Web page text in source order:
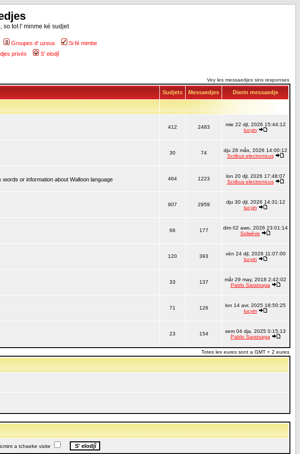
so tot l' minme ké sudjet
Groupes d' uzeus
Si fé mimbe
privés S' elodjî
Vey les messaedjes sins responses
Sudjets Messaedjes Dierin messaedje
412 2483
mie 22 djl, 2026 15:44:12
lucyin
30 74
dju 26 mås, 2026 14:00:12
Scribus electronicus
or information about Walloon language 464 1223
lon 20 djl, 2026 17:48:07
Scribus electronicus
907 2959
dju 30 djl, 2026 14:31:12
lucyin
66 177
dim 02 awo, 2026 23:01:14
Solwève
120 393
vén 24 djl, 2026 11:07:00
lucyin
33 137
mår 29 may, 2018 2:42:02
Pablo Saratxaga
71 126
lon 14 avr, 2025 18:50:25
lucyin
23 154
sem 04 dja, 2025 0:15:13
Pablo Saratxaga
Totes les eures sont a GMT + 2 eures
a tchaeke vizite